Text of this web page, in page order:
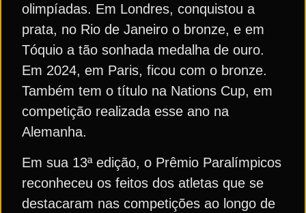
olimpíadas. Em Londres, conquistou a
prata, no Rio de Janeiro o bronze, e em
Tóquio a tão sonhada medalha de ouro.
Em 2024, em Paris, ficou com o bronze.
Também tem o título na Nations Cup, em
competição realizada esse ano na
Alemanha.
Em sua 13ª edição, o Prêmio Paralímpicos
reconheceu os feitos dos atletas que se
destacaram nas competições ao longo de